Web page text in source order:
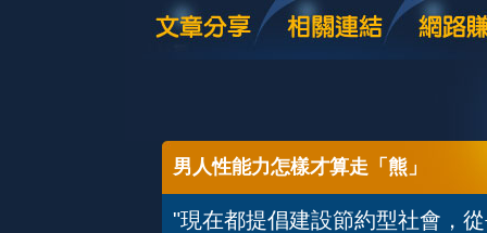
男人性能力怎樣才算走「熊」
"現在都提倡建設節約型社會，